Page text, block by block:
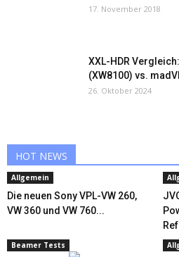
17. November 2018
XXL-HDR
(XW8100) vs.
26. Oktober 2024
HOT NEWS
Allgemein
Die neuen Sony VPL-VW 260,
VW 360 und VW 760...
Beamer Tests